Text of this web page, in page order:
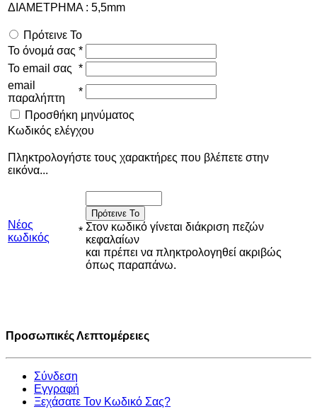
ΔΙΑΜΕΤΡΗΜΑ : 5,5mm
Πρότεινε Το
Το όνομά σας *
Το email σας *
email
παραλήπτη
*
Προσθήκη μηνύματος
Κωδικός ελέγχου
Πληκτρολογήστε τους χαρακτήρες που βλέπετε στην
εικόνα...
Νέος
κωδικός
*
Πρότεινε Το
Στον κωδικό γίνεται διάκριση πεζών
κεφαλαίων
και πρέπει να πληκτρολογηθεί ακριβώς
όπως παραπάνω.
Προσωπικές Λεπτομέρειες
Σύνδεση
Εγγραφή
Ξεχάσατε Τον Κωδικό Σας?